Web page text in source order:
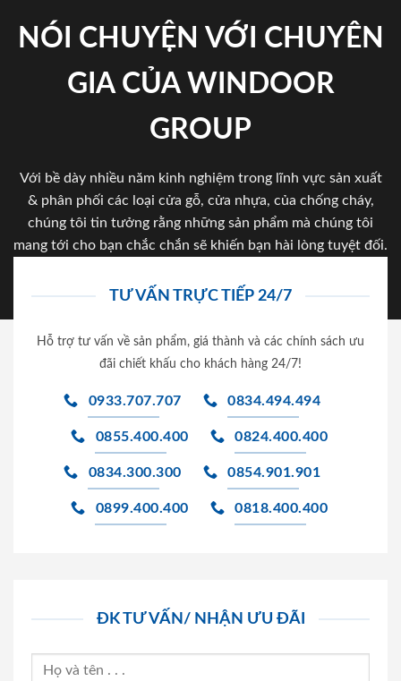
NÓI CHUYỆN VỚI CHUYÊN
GIA CỦA WINDOOR
GROUP
Với bề dày nhiều năm kinh nghiệm trong lĩnh vực sản xuất
& phân phối các loại cửa gỗ, cửa nhựa, của chống cháy,
chúng tôi tin tưởng rằng những sản phẩm mà chúng tôi
mang tới cho bạn chắc chắn sẽ khiến bạn hài lòng tuyệt đối.
TƯ VẤN TRỰC TIẾP 24/7
Hỗ trợ tư vấn về sản phẩm, giá thành và các chính sách ưu
đãi chiết khấu cho khách hàng 24/7!
0933.707.707 0834.494.494
0855.400.400 0824.400.400
0834.300.300 0854.901.901
0899.400.400 0818.400.400
ĐK TƯ VẤN/ NHẬN ƯU ĐÃI